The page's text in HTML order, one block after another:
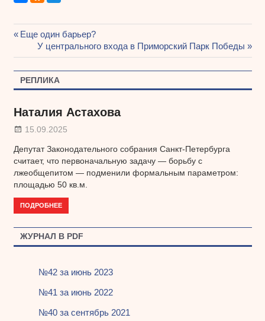
Навигация
записям
Предыдущая
запись:
Еще один барьер?
Следующая
запись:
У центрального входа в Приморский Парк Победы
РЕПЛИКА
Наталия Астахова
15.09.2025
Депутат Законодательного собрания Санкт-Петербурга
считает, что первоначальную задачу — борьбу с
лжеобщепитом — подменили формальным параметром:
площадью 50 кв.м.
ПОДРОБНЕЕ
ЖУРНАЛ В PDF
№42 за июнь 2023
№41 за июнь 2022
№40 за сентябрь 2021